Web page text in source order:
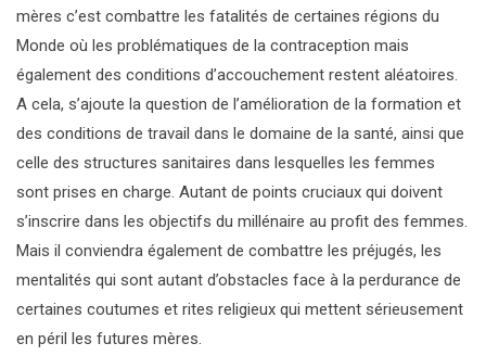
mères c’est combattre les fatalités de certaines régions du
Monde où les problématiques de la contraception mais
également des conditions d’accouchement restent aléatoires.
A cela, s’ajoute la question de l’amélioration de la formation et
des conditions de travail dans le domaine de la santé, ainsi que
celle des structures sanitaires dans lesquelles les femmes
sont prises en charge. Autant de points cruciaux qui doivent
s’inscrire dans les objectifs du millénaire au profit des femmes.
Mais il conviendra également de combattre les préjugés, les
mentalités qui sont autant d’obstacles face à la perdurance de
certaines coutumes et rites religieux qui mettent sérieusement
en péril les futures mères.